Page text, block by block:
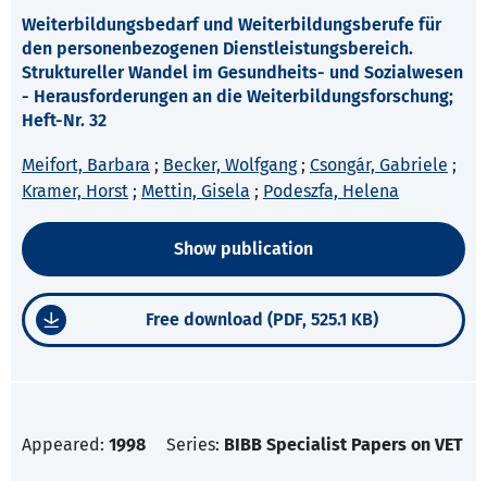
Weiterbildungsbedarf und Weiterbildungsberufe für
den personenbezogenen Dienstleistungsbereich.
Struktureller Wandel im Gesundheits- und Sozialwesen
- Herausforderungen an die Weiterbildungsforschung;
Heft-Nr. 32
Meifort, Barbara ; Becker, Wolfgang; Csongár, Gabriele ;
Kramer, Horst ; Mettin, Gisela ; Podeszfa, Helena
Show publication
Free download (PDF, 525.1 KB)
Appeared: 1998 Series: BIBB Specialist Papers on VET